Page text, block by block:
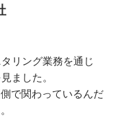
のでしたが
リティで実
リング業務を通じ
ました。
で関わっているんだ